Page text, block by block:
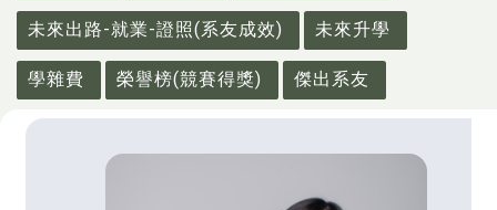
未來出路-就業-證照(系友成效) 未來升學
學雜費 榮譽榜(競賽得獎) 傑出系友